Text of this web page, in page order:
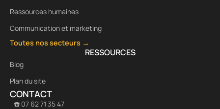
Ressources humaines
Communication et marketing
Toutes nos secteurs →
RESSOURCES
Blog
Plan du site
CONTACT
☎️ 07 62 71 35 47